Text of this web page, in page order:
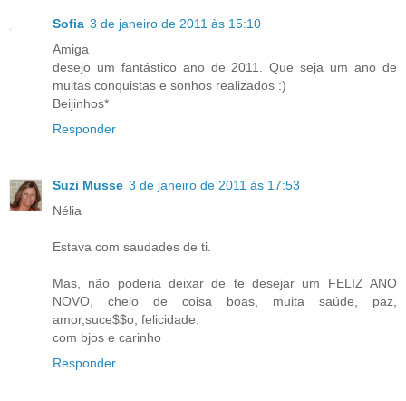
Sofia 3 de janeiro de 2011 às 15:10
Amiga
desejo um fantástico ano de 2011. Que seja um ano de
muitas conquistas e sonhos realizados :)
Beijinhos*
Responder
Suzi Musse 3 de janeiro de 2011 às 17:53
Nélia
Estava com saudades de ti.
Mas, não poderia deixar de te desejar um FELIZ ANO
NOVO, cheio de coisa boas, muita saúde, paz,
amor,suce$$o, felicidade.
com bjos e carinho
Responder